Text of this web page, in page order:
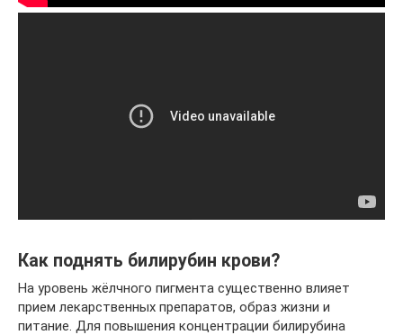
Как поднять билирубин крови?
На уровень жёлчного пигмента существенно влияет
прием лекарственных препаратов, образ жизни и
питание. Для повышения концентрации билирубина